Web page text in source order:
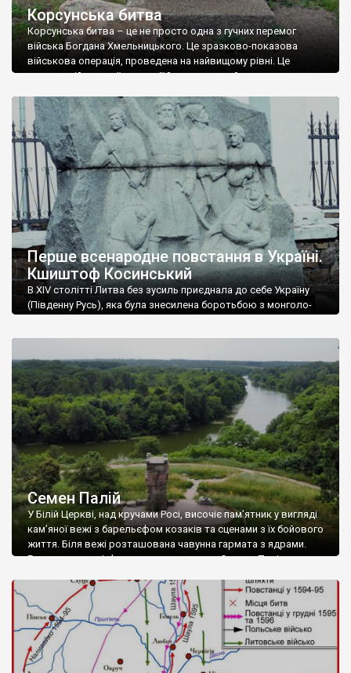
Корсунська битва
Корсунська битва – це не просто одна з гучних перемог
війська Богдана Хмельницького. Це зразково-показова
військова операція, проведена на найвищому рівні. Це
шедевр військової стратегії й тактики, який указує на
Навіть маючи в активі лише цю перемогу Хмельницький
увійшов би у світову історію як великий воєначальник.
Пам’ятний знак на місці […]
Перше всенародне повстання в Україні.
Кшиштоф Косинський
В XIV столітті Литва без зусиль приєднала до себе Україну
(Південну Русь), яка була знесилена боротьбою з монголо-
самобутність та самосвідомість українського народу.
Ситуація в Україні докорінно змінилася, коли 1569 року […]
Семен Палій
У Білій Церкві, над кручами Росі, височіє пам’ятник у вигляді
кам’яної вежі з барельєфом козаків та сценами з їх бойового
життя. Біля вежі розташована чавунна гармата з ядрами.
Гора ця носить ім’я видатного козака – Семена Палія.
полковника та його діяльність на теренах Правобережної
України в останніх десятиліттях XVII – […]